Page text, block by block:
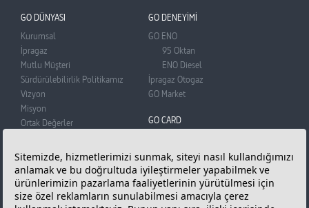
GO DÜNYASI
Kurumsal
İpragaz
Mutlu Müşteri
Sürdürülebilirlik Politikamız
Vizyon
Misyon
Ortak Değerler
Basın Odası
Reklam Filmi
Bilgi Toplumu Hizmetleri
Kişisel Verilerin Korunması
GO DENEYİMİ
GO ENO
95 Oktan
ENO Diesel
İpragaz Otogaz
GO Market
GO CARD
Üye Olun
Puan Kazanın
Puanlarınızı Kullanın
Sıkça Sorunlan Sorular